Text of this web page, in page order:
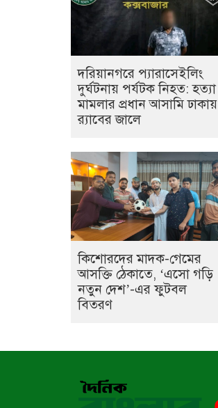
দরিয়ানগরে প্যারাসেইলিং
দুর্ঘটনায় পর্যটক নিহত: হত্যা
মামলার প্রধান আসামি ঢাকায়
র‌্যাবের জালে
কিশোরদের মাদক-গেমের
আসক্তি ঠেকাতে, ‘এসো গড়ি
নতুন দেশ’-এর ফুটবল
বিতরণ